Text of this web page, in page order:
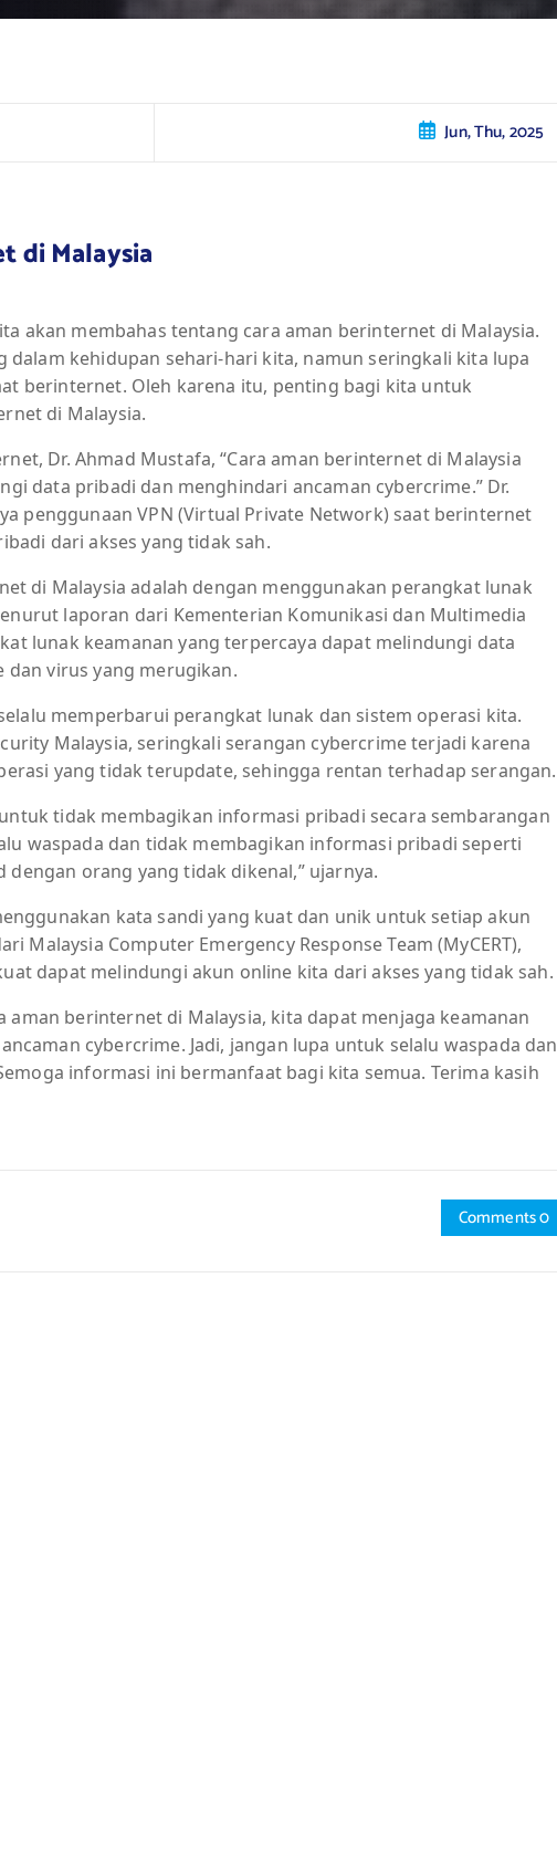
Jun, Thu, 2025
di Malaysia
akan membahas tentang cara aman berinternet di Malaysia.
kehidupan sehari-hari kita, namun seringkali kita lupa
berinternet. Oleh karena itu, penting bagi kita untuk
di Malaysia.
Dr. Ahmad Mustafa, “Cara aman berinternet di Malaysia
data pribadi dan menghindari ancaman cybercrime.” Dr.
penggunaan VPN (Virtual Private Network) saat berinternet
dari akses yang tidak sah.
di Malaysia adalah dengan menggunakan perangkat lunak
laporan dari Kementerian Komunikasi dan Multimedia
lunak keamanan yang terpercaya dapat melindungi data
virus yang merugikan.
memperbarui perangkat lunak dan sistem operasi kita.
Malaysia, seringkali serangan cybercrime terjadi karena
yang tidak terupdate, sehingga rentan terhadap serangan.
tidak membagikan informasi pribadi secara sembarangan
waspada dan tidak membagikan informasi pribadi seperti
orang yang tidak dikenal,” ujarnya.
kata sandi yang kuat dan unik untuk setiap akun
Malaysia Computer Emergency Response Team (MyCERT),
dapat melindungi akun online kita dari akses yang tidak sah.
aman berinternet di Malaysia, kita dapat menjaga keamanan
cybercrime. Jadi, jangan lupa untuk selalu waspada dan
informasi ini bermanfaat bagi kita semua. Terima kasih
Comments 0